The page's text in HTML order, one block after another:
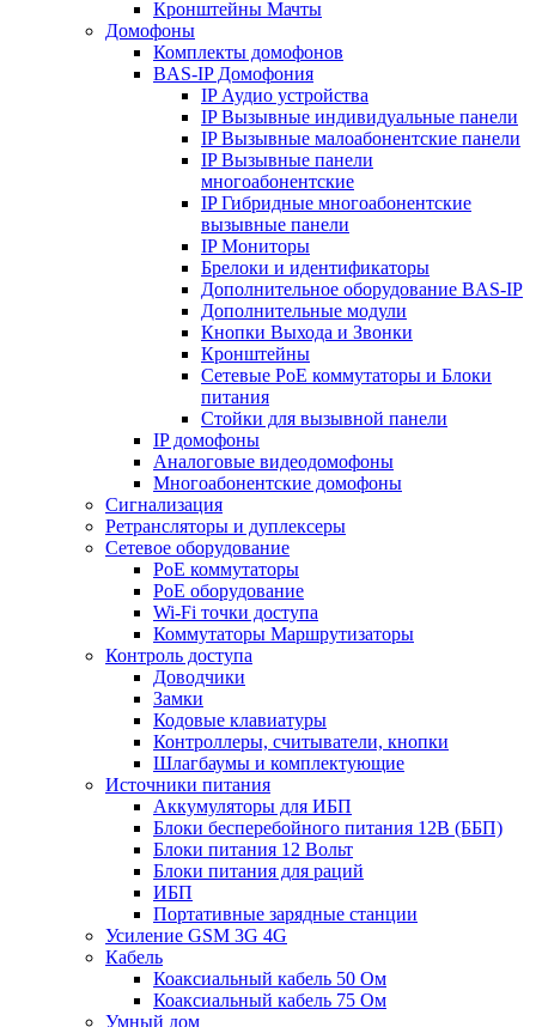
Кронштейны Мачты
Домофоны
Комплекты домофонов
BAS-IP Домофония
IP Аудио устройства
IP Вызывные индивидуальные панели
IP Вызывные малоабонентские панели
IP Вызывные панели
многоабонентские
IP Гибридные многоабонентские
вызывные панели
IP Мониторы
Брелоки и идентификаторы
Дополнительное оборудование BAS-IP
Дополнительные модули
Кнопки Выхода и Звонки
Кронштейны
Сетевые PoE коммутаторы и Блоки
питания
Стойки для вызывной панели
IP домофоны
Аналоговые видеодомофоны
Многоабонентские домофоны
Сигнализация
Ретрансляторы и дуплексеры
Сетевое оборудование
PoE коммутаторы
PoE оборудование
Wi-Fi точки доступа
Коммутаторы Маршрутизаторы
Контроль доступа
Доводчики
Замки
Кодовые клавиатуры
Контроллеры, считыватели, кнопки
Шлагбаумы и комплектующие
Источники питания
Аккумуляторы для ИБП
Блоки бесперебойного питания 12В (ББП)
Блоки питания 12 Вольт
Блоки питания для раций
ИБП
Портативные зарядные станции
Усиление GSM 3G 4G
Кабель
Коаксиальный кабель 50 Ом
Коаксиальный кабель 75 Ом
Умный дом